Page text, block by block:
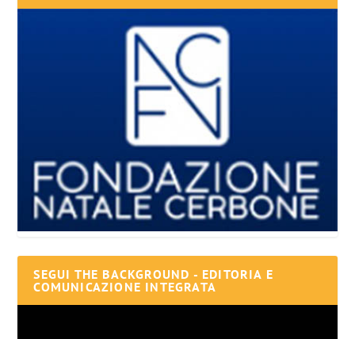
SEGUI THE BACKGROUND - EDITORIA E
COMUNICAZIONE INTEGRATA